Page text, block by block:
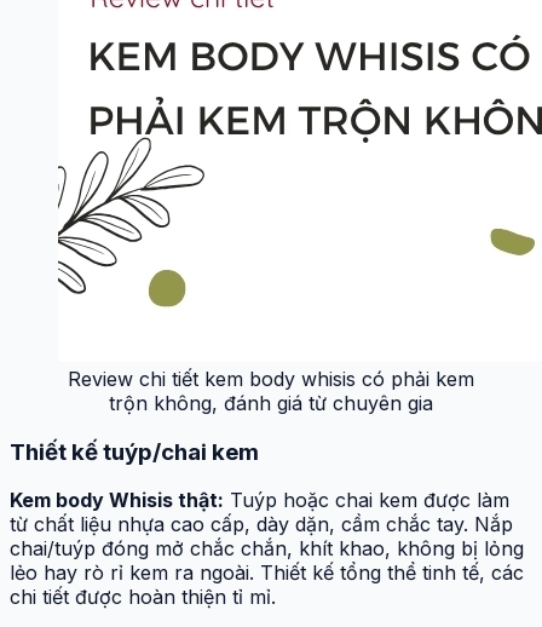
Review chi tiết kem body whisis có phải kem
trộn không, đánh giá từ chuyên gia
Thiết kế tuýp/chai kem
Kem body Whisis thật: Tuýp hoặc chai kem được làm
từ chất liệu nhựa cao cấp, dày dặn, cầm chắc tay. Nắp
chai/tuýp đóng mở chắc chắn, khít khao, không bị lỏng
lẻo hay rò rỉ kem ra ngoài. Thiết kế tổng thể tinh tế, các
chi tiết được hoàn thiện tỉ mỉ.